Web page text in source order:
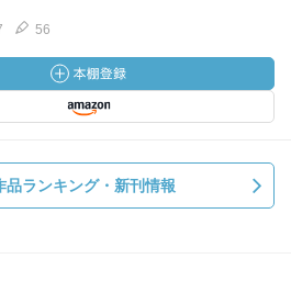
56
品ランキング・新刊情報